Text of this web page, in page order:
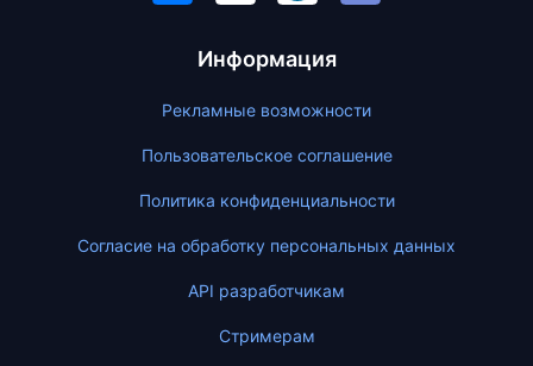
Информация
Рекламные возможности
Пользовательское соглашение
Политика конфиденциальности
Согласие на обработку персональных данных
API разработчикам
Стримерам